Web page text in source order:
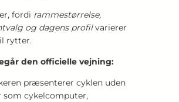
fordi rammestørrelse,
og dagens profilvarierer
rytter.
den officielle vejning:
præsenterer cyklen uden
som cykelcomputer,